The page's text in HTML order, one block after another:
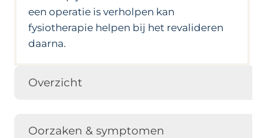
een operatie is verholpen kan
fysiotherapie helpen bij het revalideren
daarna.
Overzicht
Oorzaken & symptomen